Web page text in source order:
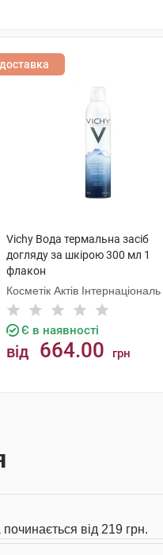
доставка
Vichy Вода термальна засіб
догляду за шкірою 300 мл 1
флакон
Косметік Актів Інтернаціональ
Є в наявності
від 664.00 грн
від 219 грн.